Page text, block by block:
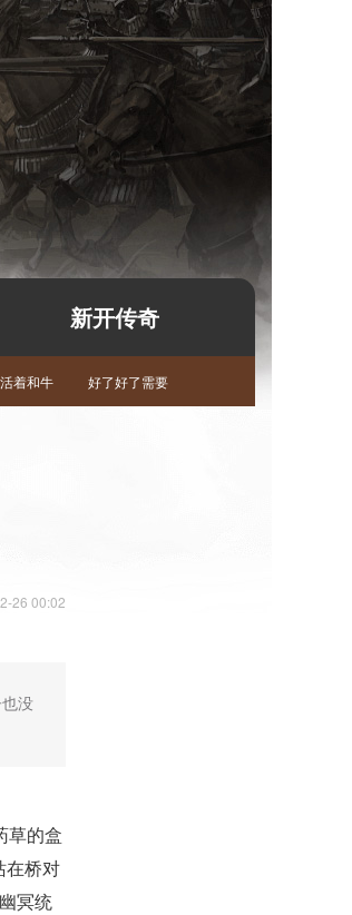
新开传奇
着和牛 好了好了需要
26 00:02
没
草的盒
在桥对
冥统